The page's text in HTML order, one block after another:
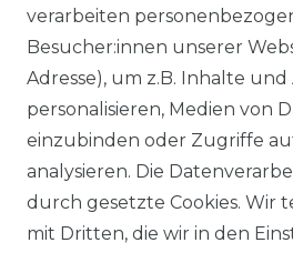
Venti -
Hemd mit
extra
(001889)
ab 52,99 € *
verarbeiten
Besucher:innen unserer
Adresse), um z.B. Inhalte
personalisieren, Medien von
einzubinden oder Zugriffe
analysieren. Die
durch gesetzte Cookies. Wir
mit Dritten, die wir in den